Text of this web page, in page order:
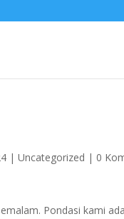
|Uncategorized | 0
Pondasi kami